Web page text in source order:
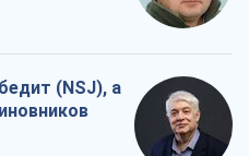
(NSJ), а